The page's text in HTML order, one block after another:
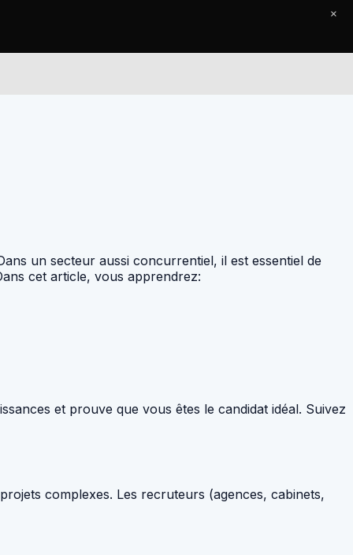
un secteur aussi concurrentiel, il est essentiel de
cet article, vous apprendrez:
et prouve que vous êtes le candidat idéal. Suivez
complexes. Les recruteurs (agences, cabinets,
×